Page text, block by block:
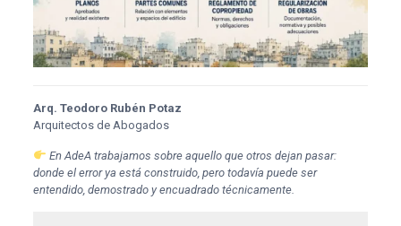
Arq. Teodoro Rubén Potaz
Arquitectos de Abogados
En AdeA trabajamos sobre aquello que otros dejan pasar:
donde el error ya está construido, pero todavía puede ser
entendido, demostrado y encuadrado técnicamente.